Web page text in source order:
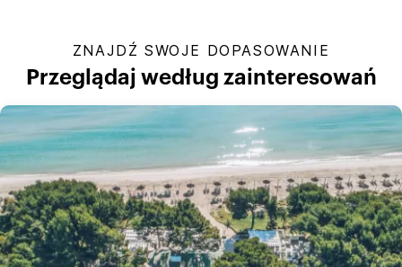
ZNAJDŹ SWOJE DOPASOWANIE
Przeglądaj według zainteresowań